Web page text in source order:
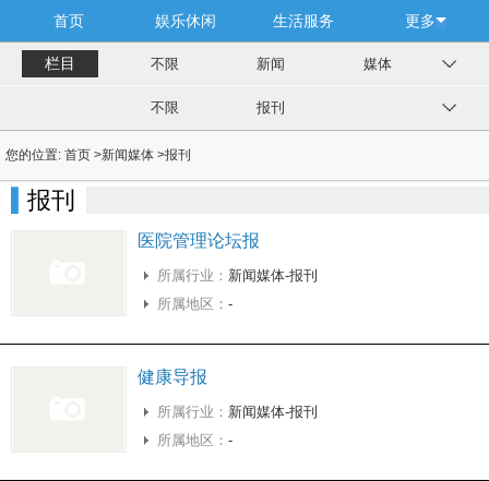
首页 娱乐休闲 生活服务 更多
栏目 不限 新闻 媒体
不限 报刊
您的位置: 首页 >新闻媒体 >报刊
报刊
医院管理论坛报
所属行业： 新闻媒体-报刊
所属地区： -
健康导报
所属行业： 新闻媒体-报刊
所属地区： -